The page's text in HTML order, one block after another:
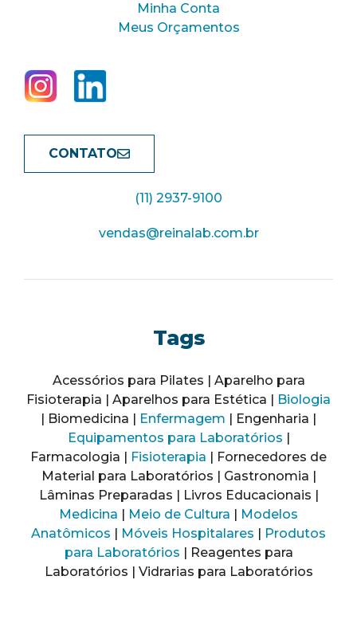
Minha Conta
Meus Orçamentos
CONTATO
(11) 2937-9100
vendas@reinalab.com.br
Tags
Acessórios para Pilates | Aparelho para
Fisioterapia | Aparelhos para Estética | Biologia
| Biomedicina | Enfermagem | Engenharia |
Equipamentos para Laboratórios |
Farmacologia | Fisioterapia | Fornecedores de
Material para Laboratórios | Gastronomia |
Lâminas Preparadas | Livros Educacionais |
Medicina | Meio de Cultura | Modelos
Anatômicos | Móveis Hospitalares | Produtos
para Laboratórios | Reagentes para
Laboratórios | Vidrarias para Laboratórios